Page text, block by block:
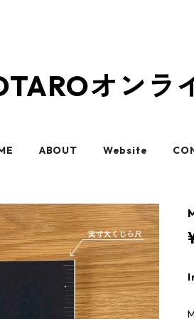
オンラ
ABOUT Website